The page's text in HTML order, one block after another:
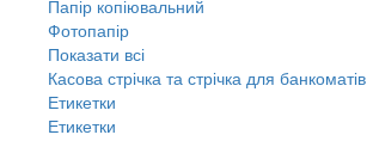
Папір копіювальний
Фотопапір
Показати всі
Касова стрічка та стрічка для банкоматів
Етикетки
Етикетки